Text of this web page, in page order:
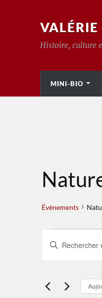
Histoire, culture
MINI-BIO
Évènements
et
mot-
Rechercher
mot-